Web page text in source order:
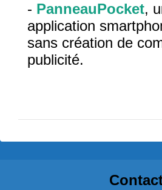
- PanneauPocket,
application
sans création de
publicité.